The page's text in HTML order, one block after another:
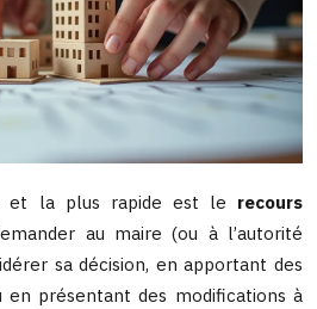
et la plus rapide est le recours
au maire (ou à l’autorité
sa décision, en apportant des
en présentant des modifications à